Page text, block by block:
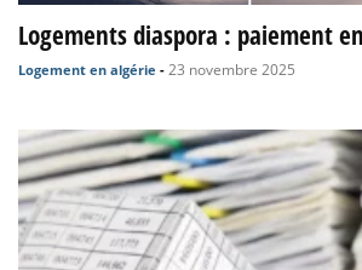
Logements diaspora : paiement
Logement en algérie - 23 novembre 2025